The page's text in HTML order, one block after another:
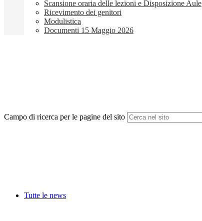
Scansione oraria delle lezioni e Disposizione Aule
Ricevimento dei genitori
Modulistica
Documenti 15 Maggio 2026
Campo di ricerca per le pagine del sito
Tutte le news